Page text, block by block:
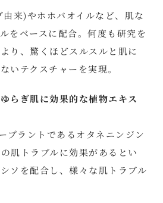
来)やホホバオイルなど、肌な
をベースに配合。何度も研究を
り、驚くほどスルスルと肌に
いテクスチャーを実現。
らぎ肌に効果的な植物エキス
ラントであるオタネニンジン
肌トラブルに効果があるとい
ソを配合し、様々な肌トラブル